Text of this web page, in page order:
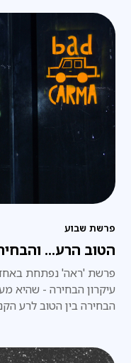
פרשת שבוע
הטוב הרע...
פרשת 'ראה' נפתחת באחד
עיקרון הבחירה - שהיא
הבחירה בין הטוב לרע